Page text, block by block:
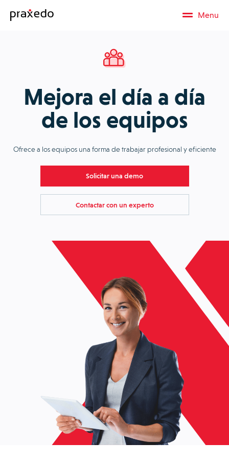
Menu
Mejora el día a día
de los equipos
Ofrece a los equipos una forma de trabajar profesional y eficiente
Solicitar una demo
Contactar con un experto